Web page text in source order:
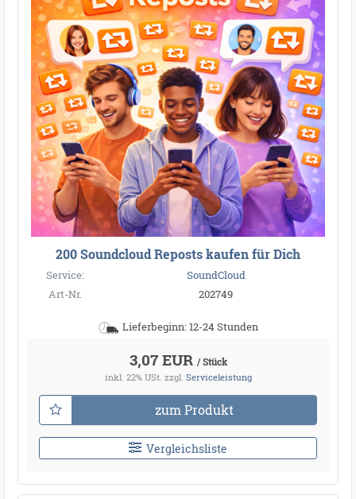
200 Soundcloud Reposts kaufen für Dich
Service:
SoundCloud
Art-Nr.
202749
Lieferbeginn: 12-24 Stunden
3,07 EUR / Stück
inkl. 22% USt. zzgl. Serviceleistung
zum Produkt
Vergleichsliste